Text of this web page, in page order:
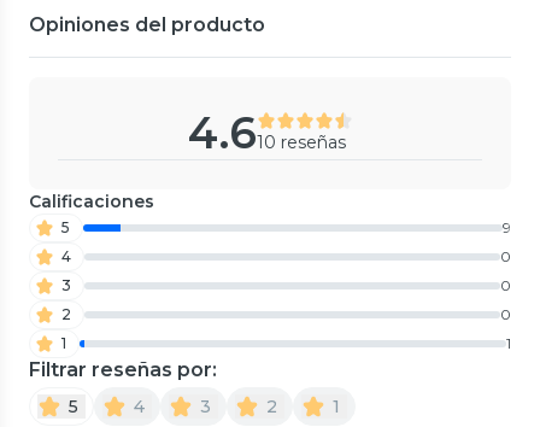
Opiniones del producto
4.610 reseñas
Calificaciones
5
9
4
0
3
0
2
0
1
1
Filtrar reseñas por:
5 4 3 2 1